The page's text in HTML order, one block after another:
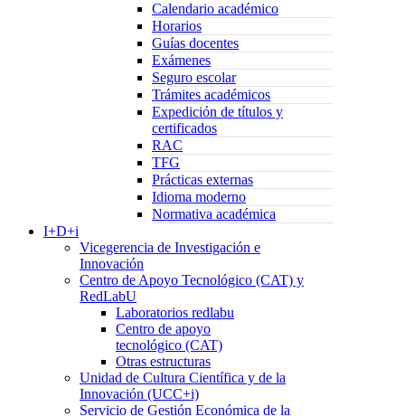
Calendario académico
Horarios
Guías docentes
Exámenes
Seguro escolar
Trámites académicos
Expedición de títulos y
certificados
RAC
TFG
Prácticas externas
Idioma moderno
Normativa académica
I+D+i
Vicegerencia de Investigación e
Innovación
Centro de Apoyo Tecnológico (CAT) y
RedLabU
Laboratorios redlabu
Centro de apoyo
tecnológico (CAT)
Otras estructuras
Unidad de Cultura Científica y de la
Innovación (UCC+i)
Servicio de Gestión Económica de la